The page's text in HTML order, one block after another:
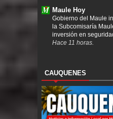
Maule Hoy
Gobierno del Maule
la Subcomisaría
inversión en
Hace 11 horas.
CAUQUENES